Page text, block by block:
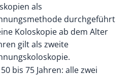
als
durchgeführt
Koloskopie ab dem Alter
gilt als zweite
bis 75 Jahren: alle zwei